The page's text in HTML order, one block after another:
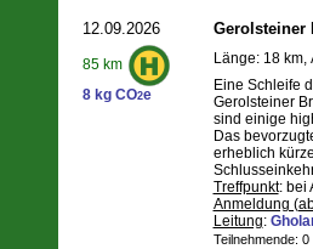
12.09.2026
85 km
8 kg CO2e
Gerolsteiner
Länge: 18 km,
Eine Schleife
Gerolsteiner
sind einige
Das
erheblich
Treffpunkt: bei
Anmeldung
Leitung:
Teilnehmende: